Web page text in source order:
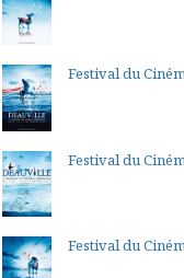
Festival du
Festival du
Festival du